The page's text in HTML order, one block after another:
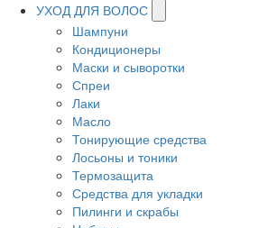
УХОД ДЛЯ ВОЛОС
Шампуни
Кондиционеры
Маски и сыворотки
Спреи
Лаки
Масло
Тонирующие средства
Лосьоны и тоники
Термозащита
Средства для укладки
Пилинги и скрабы